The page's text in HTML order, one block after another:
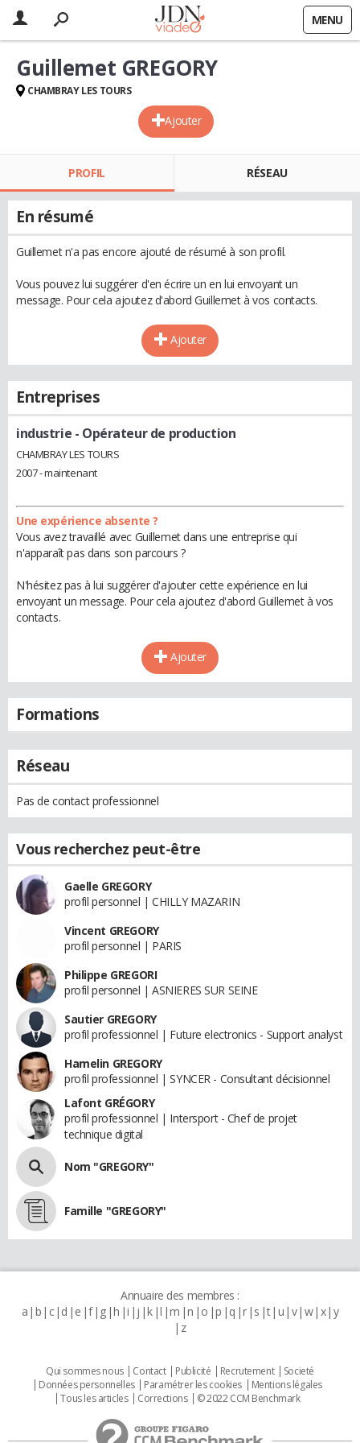
MENU
Ajouter
Guillemet GREGORY
CHAMBRAY LES TOURS
PROFIL RÉSEAU
En résumé
Guillemet n'a pas encore ajouté de résumé à son profil.
Vous pouvez lui suggérer d'en écrire un en lui envoyant un
message. Pour cela ajoutez d'abord Guillemet à vos contacts.
Ajouter
Entreprises
industrie - Opérateur de production
CHAMBRAY LES TOURS
2007 - maintenant
Une expérience absente ?
Vous avez travaillé avec Guillemet dans une entreprise qui
n'apparaît pas dans son parcours ?
N'hésitez pas à lui suggérer d'ajouter cette expérience en lui
envoyant un message. Pour cela ajoutez d'abord Guillemet à vos
contacts.
Ajouter
Formations
Réseau
Pas de contact professionnel
Vous recherchez peut-être
Gaelle GREGORY
profil personnel | CHILLY MAZARIN
Vincent GREGORY
profil personnel | PARIS
Philippe GREGORI
profil personnel | ASNIERES SUR SEINE
Sautier GREGORY
profil professionnel | Future electronics - Support analyst
Hamelin GREGORY
profil professionnel | SYNCER - Consultant décisionnel
Lafont GRÉGORY
profil professionnel | Intersport - Chef de projet
technique digital
Nom "GREGORY"
Famille "GREGORY"
Annuaire des membres :
a b c d e f g h i j k l m n o p q r s t u v w x y
z
Qui sommes nous Contact Publicité Recrutement
Societé
Données personnelles
Paramétrer les cookies
Mentions légales
Tous les articles
Corrections © 2022 CCM Benchmark